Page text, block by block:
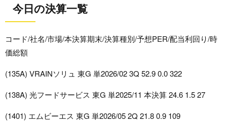
今日の決算一覧
コード/社名/市場/本決算期末/決算種別/予想PER/配当利回り/時
価総額
(135A) VRAINソリュ 東G 単2026/02 3Q 52.9 0.0 322
(138A) 光フードサービス 東G 単2025/11 本決算 24.6 1.5 27
(1401) エムビーエス 東G 単2026/05 2Q 21.8 0.9 109